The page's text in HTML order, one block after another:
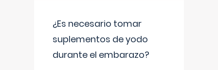
¿Es necesario tomar
suplementos de yodo
durante el embarazo?